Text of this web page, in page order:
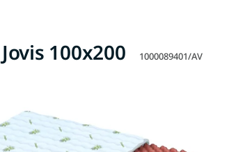
100x200 1000089401/AV